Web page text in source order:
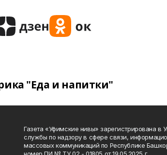
"Еда и напитки"
Газета «Уфимские нивы» зарегистрирована в
службы по надзору в сфере связи,
массовых коммуникаций по Республике